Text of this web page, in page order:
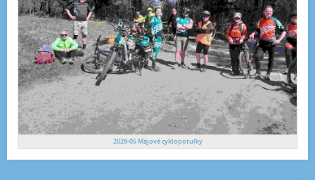
2026-05 Májové cyklopotulky